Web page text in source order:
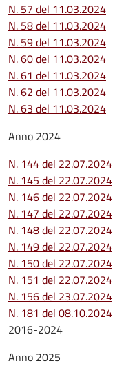
N. 57 del 11.03.2024
N. 58 del 11.03.2024
N. 59 del 11.03.2024
N. 60 del 11.03.2024
N. 61 del 11.03.2024
N. 62 del 11.03.2024
N. 63 del 11.03.2024
Anno 2024
N. 144 del 22.07.2024
N. 145 del 22.07.2024
N. 146 del 22.07.2024
N. 147 del 22.07.2024
N. 148 del 22.07.2024
N. 149 del 22.07.2024
N. 150 del 22.07.2024
N. 151 del 22.07.2024
N. 156 del 23.07.2024
N. 181 del 08.10.2024
2016-2024
Anno 2025